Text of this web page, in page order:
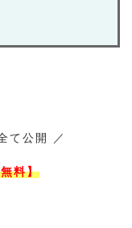
て公開 ／
料】